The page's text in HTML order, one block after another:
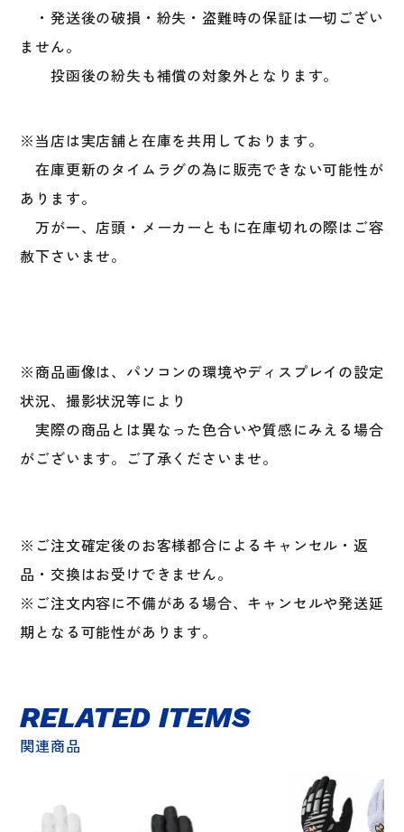
・発送後の破損・紛失・盗難時の保証は一切ござい
ません。
投函後の紛失も補償の対象外となります。
※当店は実店舗と在庫を共用しております。
在庫更新のタイムラグの為に販売できない可能性が
あります。
万が一、店頭・メーカーともに在庫切れの際はご容
赦下さいませ。
※商品画像は、パソコンの環境やディスプレイの設定
状況、撮影状況等により
実際の商品とは異なった色合いや質感にみえる場合
がございます。ご了承くださいませ。
※ご注文確定後のお客様都合によるキャンセル・返
品・交換はお受けできません。
※ご注文内容に不備がある場合、キャンセルや発送延
期となる可能性があります。
関連商品
RELATED ITEMS